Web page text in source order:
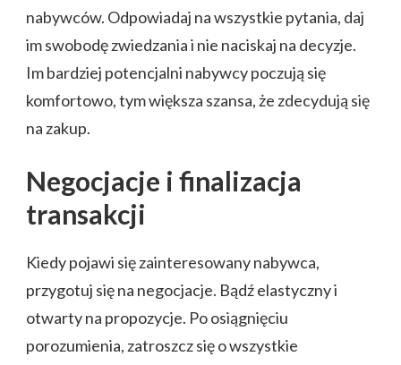
nabywców. Odpowiadaj na wszystkie pytania, daj
im swobodę zwiedzania i nie naciskaj na decyzje.
Im bardziej potencjalni nabywcy poczują się
komfortowo, tym większa szansa, że zdecydują się
na zakup.
Negocjacje i finalizacja
transakcji
Kiedy pojawi się zainteresowany nabywca,
przygotuj się na negocjacje. Bądź elastyczny i
otwarty na propozycje. Po osiągnięciu
porozumienia, zatroszcz się o wszystkie